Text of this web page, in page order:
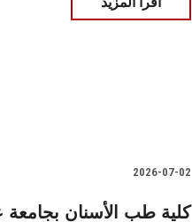
2026-07-02
كلية طب الأسنان